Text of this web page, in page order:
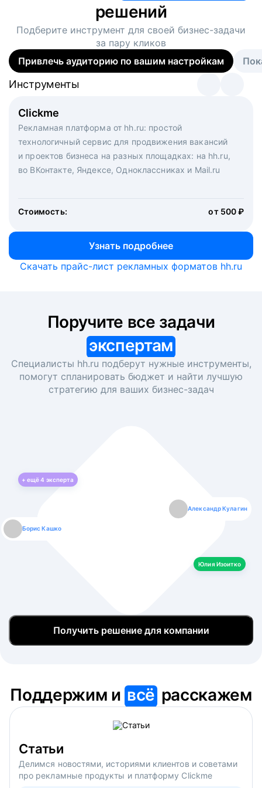
решений
Подберите инструмент для своей бизнес-задачи
за пару кликов
Привлечь аудиторию по вашим настройкам
Clickme
Рекламная платформа от hh.ru: простой
технологичный сервис для продвижения вакансий
и проектов бизнеса на разных площадках: на hh.ru,
во ВКонтакте, Яндексе, Одноклассниках и Mail.ru
Стоимость: от 500 ₽
Узнать подробнее
Инструменты
Вакансия дня
Рекламный формат для вакансий на главной странице
hh.ru. Увеличивает количество откликов
Инструменты
Массовый подбор под ключ. Решите, сколько
кандидатов и когда вам нужно, и за дело возьмутся
маркетологи, рекрутеры и проектные менеджеры
hh.ru с целым набором digital-инструментов
Инструменты
Скачать прайс-лист рекламных форматов hh.ru
экспертам
Специалисты hh.ru подберут нужные инструменты,
помогут спланировать бюджет и найти лучшую
стратегию для ваших бизнес-задач
+ ещё4 эксперта
Борис Кашко
Александр Кулагин
Юлия Изоитко
Юлия Изоитко
Даниил Макаров
Александр Кулагин
Екатерина Лазаренко
Даниил Макаров
Борис Кашко
Екатерина Лазаренко
Юлия Изоитко
Получить решение для компании
Поддержим ивсё расскажем
Статьи
Делимся новостями, историями клиентов и советами
про рекламные продукты и платформу Clickme